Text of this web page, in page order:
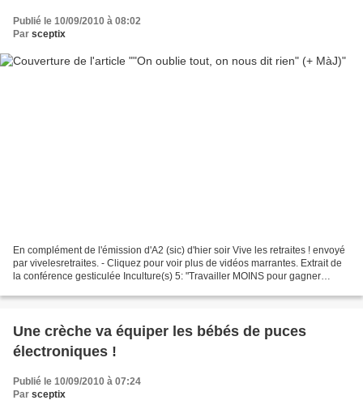
Publié le 10/09/2010 à 08:02
Par sceptix
En complément de l'émission d'A2 (sic) d'hier soir Vive les retraites ! envoyé
par vivelesretraites. - Cliquez pour voir plus de vidéos marrantes. Extrait de
la conférence gesticulée Inculture(s) 5: "Travailler MOINS pour gagner
Une crèche va équiper les bébés de puces
électroniques !
Publié le 10/09/2010 à 07:24
Par sceptix